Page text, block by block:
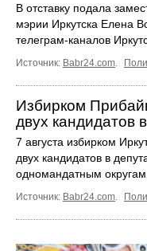
В отставку подала
мэрии Иркутска Елена
телеграм‑каналов
Источник: Babr24.com
Избирком
двух кандидатов
7 августа избирком
двух кандидатов в
одномандатным округам.
Источник: Babr24.com.